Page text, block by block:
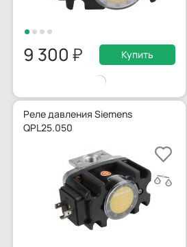
9 300 Купить
Реле давления Siemens
QPL25.050